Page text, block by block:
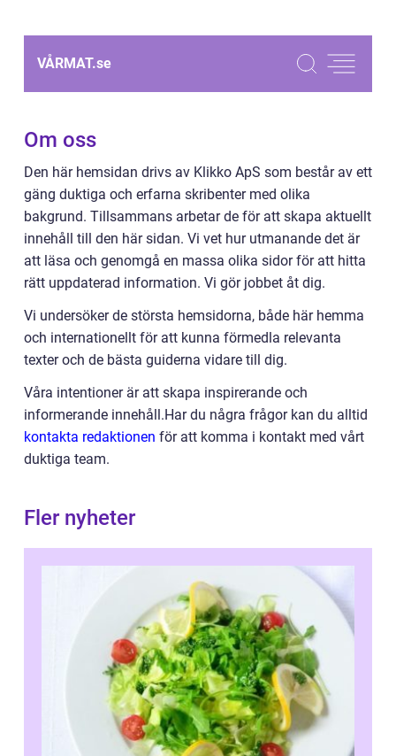
VÅRMAT.se
Om oss
Den här hemsidan drivs av Klikko ApS som består av ett
gäng duktiga och erfarna skribenter med olika
bakgrund. Tillsammans arbetar de för att skapa aktuellt
innehåll till den här sidan. Vi vet hur utmanande det är
att läsa och genomgå en massa olika sidor för att hitta
rätt uppdaterad information. Vi gör jobbet åt dig.
Vi undersöker de största hemsidorna, både här hemma
och internationellt för att kunna förmedla relevanta
texter och de bästa guiderna vidare till dig.
Våra intentioner är att skapa inspirerande och
informerande innehåll.Har du några frågor kan du alltid
kontakta redaktionen för att komma i kontakt med vårt
duktiga team.
Fler nyheter